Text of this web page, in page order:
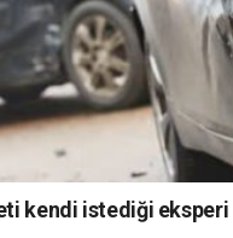
kendi istediği eksperi